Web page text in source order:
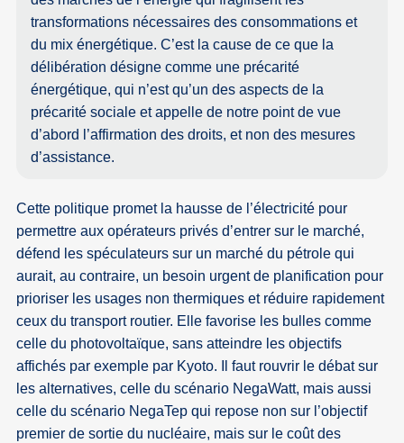
transformations nécessaires des consommations et
du mix énergétique. C’est la cause de ce que la
délibération désigne comme une précarité
énergétique, qui n’est qu’un des aspects de la
précarité sociale et appelle de notre point de vue
d’abord l’affirmation des droits, et non des mesures
d’assistance.
Cette politique promet la hausse de l’électricité pour
permettre aux opérateurs privés d’entrer sur le marché,
défend les spéculateurs sur un marché du pétrole qui
aurait, au contraire, un besoin urgent de planification pour
prioriser les usages non thermiques et réduire rapidement
ceux du transport routier. Elle favorise les bulles comme
celle du photovoltaïque, sans atteindre les objectifs
affichés par exemple par Kyoto. Il faut rouvrir le débat sur
les alternatives, celle du scénario NegaWatt, mais aussi
celle du scénario NegaTep qui repose non sur l’objectif
premier de sortie du nucléaire, mais sur le coût des